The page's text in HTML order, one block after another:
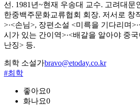
선. 1981년~현재 우송대 교수. 고려대문
한중백주문화교류협회 회장. 저서로 창
>·<손님>, 장편소설 <미륵을 기다리며
시가 있는 간이역>·<배갈을 알아야 중
난징> 등.
최학 소설가bravo@etoday.co.kr
#최학
좋아요0
화나요0